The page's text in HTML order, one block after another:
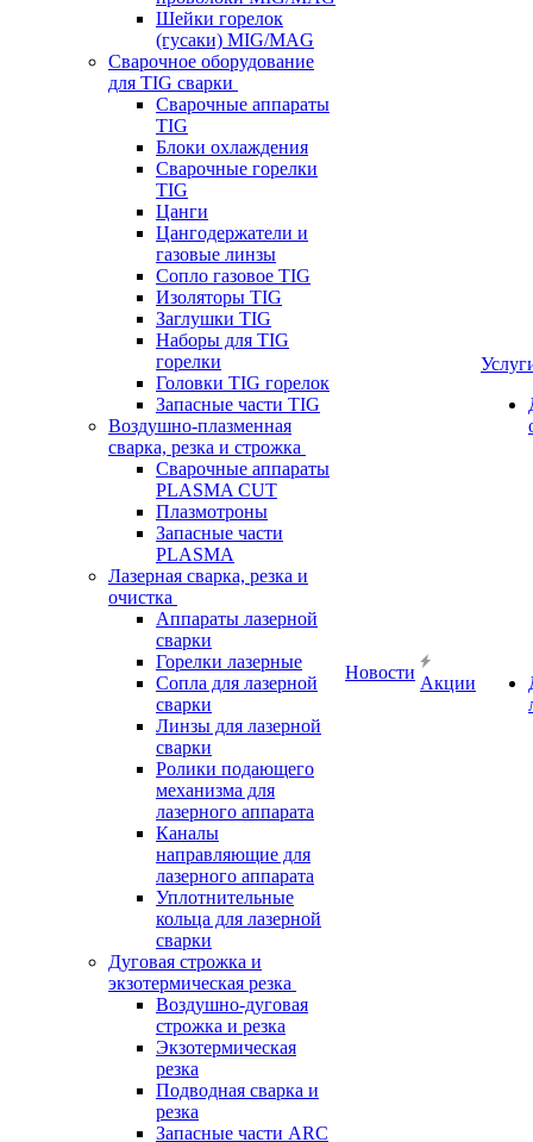
Шейки горелок
(гусаки) MIG/MAG
Сварочное оборудование
для TIG сварки
Сварочные аппараты
TIG
Блоки охлаждения
Сварочные горелки
TIG
Цанги
Цангодержатели и
газовые линзы
Сопло газовое TIG
Изоляторы TIG
Заглушки TIG
Наборы для TIG
горелки
Головки TIG горелок
Запасные части TIG
Воздушно-плазменная
сварка, резка и строжка
Сварочные аппараты
PLASMA CUT
Плазмотроны
Запасные части
PLASMA
Лазерная сварка, резка и
очистка
Аппараты лазерной
сварки
Горелки лазерные
Сопла для лазерной
сварки
Линзы для лазерной
сварки
Ролики подающего
механизма для
лазерного аппарата
Каналы
направляющие для
лазерного аппарата
Уплотнительные
кольца для лазерной
сварки
Дуговая строжка и
экзотермическая резка
Воздушно-дуговая
строжка и резка
Экзотермическая
резка
Подводная сварка и
резка
Запасные части ARC
Новости
Акции